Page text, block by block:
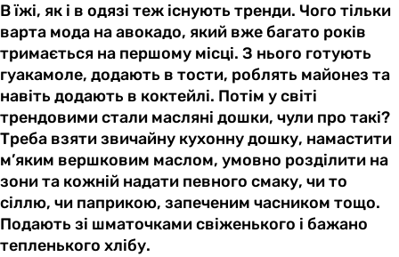
В їжі, як і в одязі теж існують тренди. Чого тільки
варта мода на авокадо, який вже багато років
тримається на першому місці. З нього готують
гуакамоле, додають в тости, роблять майонез та
навіть додають в коктейлі. Потім у світі
трендовими стали масляні дошки, чули про такі?
Треба взяти звичайну кухонну дошку, намастити
м’яким вершковим маслом, умовно розділити на
зони та кожній надати певного смаку, чи то
сіллю, чи паприкою, запеченим часником тощо.
Подають зі шматочками свіженького і бажано
тепленького хлібу.